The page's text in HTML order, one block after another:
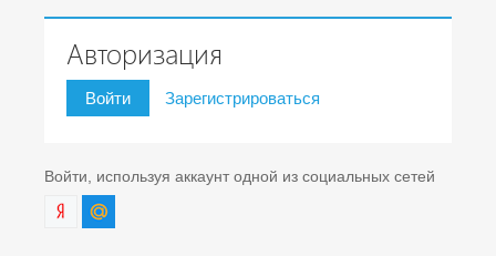
Авторизация
Войти Зарегистрироваться
Войти, используя аккаунт одной из социальных сетей